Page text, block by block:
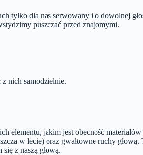
tylko dla nas serwowany i o dowolnej
puszczać przed znajomymi.
nich samodzielnie.
elementu, jakim jest obecność
w lecie) oraz gwałtowne ruchy
z naszą głową.